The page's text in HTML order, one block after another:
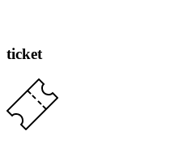
ticket